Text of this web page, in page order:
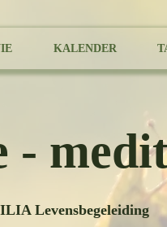
KALENDER
-
Levensbegeleiding